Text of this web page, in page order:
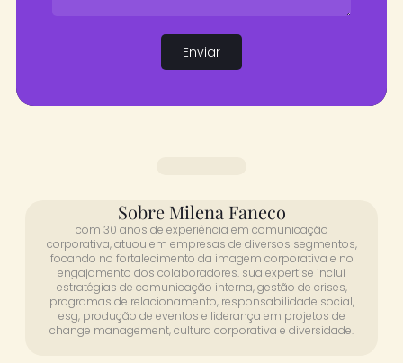
Enviar
Sobre Milena Faneco
com 30 anos de experiência em comunicação
corporativa, atuou em empresas de diversos segmentos,
focando no fortalecimento da imagem corporativa e no
engajamento dos colaboradores. sua expertise inclui
estratégias de comunicação interna, gestão de crises,
programas de relacionamento, responsabilidade social,
esg, produção de eventos e liderança em projetos de
change management, cultura corporativa e diversidade.